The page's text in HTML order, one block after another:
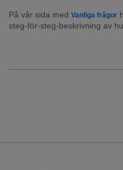
På vår sida med Vanliga frågor
steg-för-steg-beskrivning av